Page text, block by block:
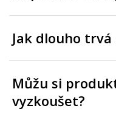
Jak dlouho trvá
Můžu si
vyzkoušet?